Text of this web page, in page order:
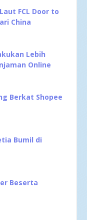
FCL Door to
China
Lebih
Online
Berkat Shopee
Bumil di
Beserta